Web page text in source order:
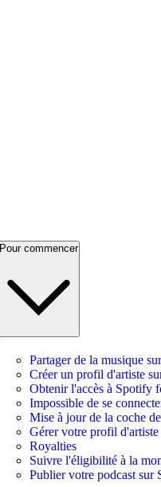
Pour commencer
Partager de la musique
Créer un profil d'artiste
Obtenir l'accès à Spotify
Impossible de se
Mise à jour de la coche
Gérer votre profil d'artiste
Royalties
Suivre l'éligibilité à la
Publier votre podcast sur